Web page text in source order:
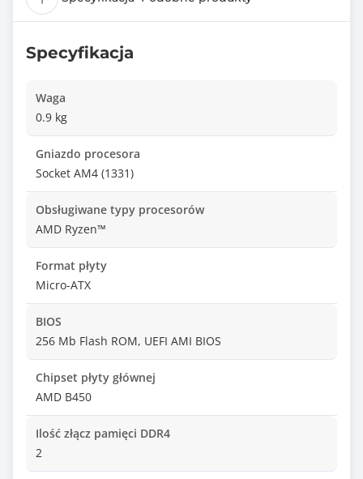
Specyfikacja
Waga
0.9 kg
Gniazdo procesora
Socket AM4 (1331)
Obsługiwane typy procesorów
AMD Ryzen™
Format płyty
Micro-ATX
BIOS
256 Mb Flash ROM, UEFI AMI BIOS
Chipset płyty głównej
AMD B450
Ilość złącz pamięci DDR4
2